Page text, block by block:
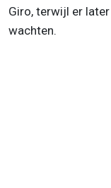
Giro, terwijl er
wachten.